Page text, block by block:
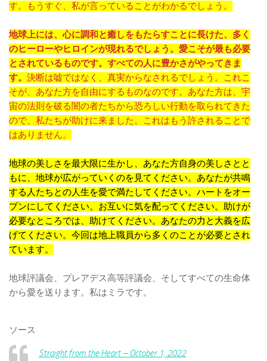
す。もうすぐ、私が言っていることがわかるでしょう。
地球上には、心に調和と癒しをもたらすことに長けた、多く
のヒーローやヒロインが現れるでしょう。愛こそが最も必要
とされているものです。すべての人に豊かさがやってきま
す。 決断は嘘ではなく、真実からなされるでしょう。これこ
そが、あなた方を自由にするものなのです。あなた方は、宇
宙の法則を破る闇の者たちから恐ろしい行動を取られてきた
ので、私たちが助けに来ました。これはもう許されることで
はありません。
地球の美しさを最大限に生かし、あなた方自身の美しさとと
もに、地球が広がっていくのを見てください。あなたが共鳴
する人たちとの人生を愛で満たしてください。ハートをオー
プンにしてください。お互いに気を配ってください。助けが
必要なところでは、助けてください。あなたの力と大義を広
げてください。今回は地上職員から多くのことが必要とされ
ています。
地球評議会、プレアデス高等評議会、そしてすべての生命体
から愛を送ります。私はミラです。
ソース
Straight from the Heart – October 1, 2022